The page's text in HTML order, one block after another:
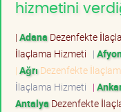
hizmetini
| Adana Dezenfekte
İlaçlama Hizmeti |
| Ağrı Dezenfekte
İlaçlama Hizmeti |
Antalya Dezenfekte